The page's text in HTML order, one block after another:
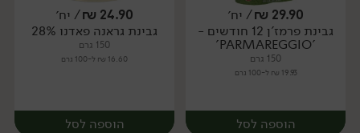
יח׳ יח׳
29.90
₪/ יח׳
גבינת פרמז'ן 12 חודשים -
'PARMAREGGIO'
150 גרם
19.93 ₪ ל-100 גרם
הוספה לסל
24.90
₪/ יח׳
גבינת גראנה פאדנו 28%
150 גרם
16.60 ₪ ל-100 גרם
הוספה לסל